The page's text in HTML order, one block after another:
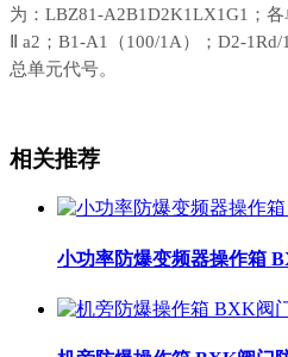
为：LBZ81-A2B1D2K1LX1G1；各
Ⅱ a2；B1-A1（100/1A）；D2-
总单元代号。
相关推荐
小功率防爆变频器操作箱